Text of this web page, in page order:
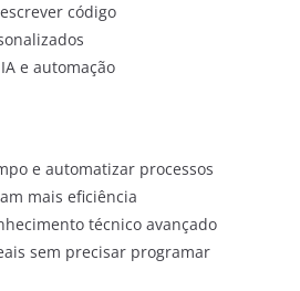
código
e automação
e automatizar processos
mais eficiência
técnico avançado
sem precisar programar